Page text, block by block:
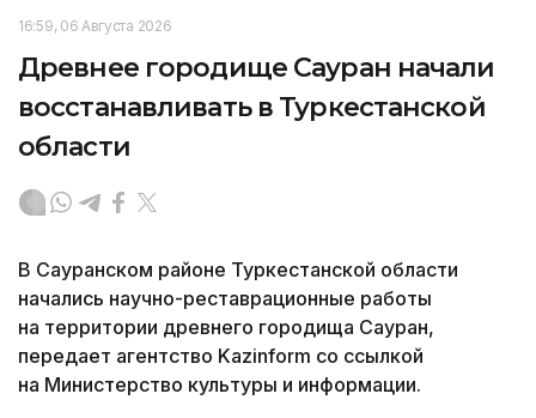
16:59, 06 Августа 2026
Древнее городище Сауран начали
восстанавливать в Туркестанской
области
В Сауранском районе Туркестанской области
начались научно-реставрационные работы
на территории древнего городища Сауран,
передает агентство Kazinform со ссылкой
на Министерство культуры и информации.